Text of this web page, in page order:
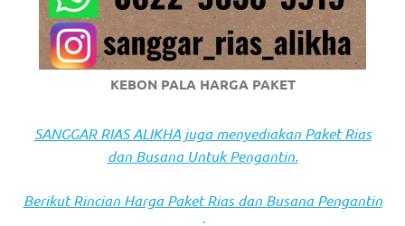
link
right
now
https://www.domainwatches.com
visit
KEBON PALA HARGA PAKET
SANGGAR RIAS ALIKHA juga menyediakan Paket Rias
dan Busana Untuk Pengantin.
Berikut Rincian Harga Paket Rias dan Busana Pengantin